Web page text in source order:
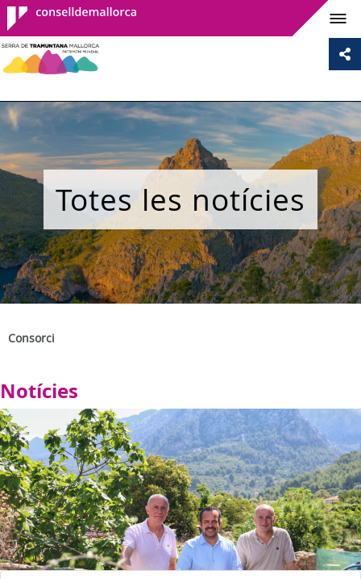
Consell de
Mallorca
Totes les notícies
Consorci
Notícies